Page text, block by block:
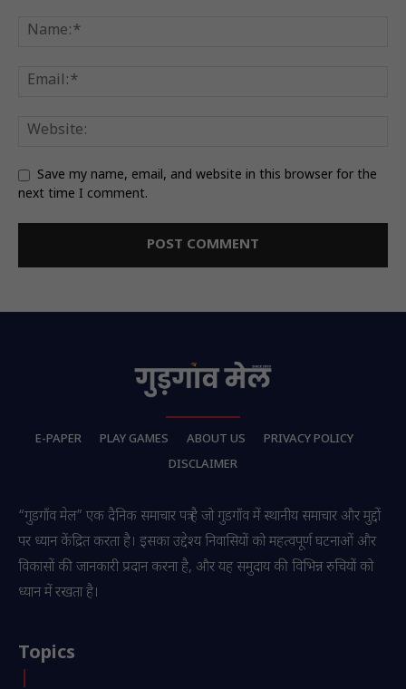
Save my name, email, and website in this browser for the
next time I comment.
E-PAPER PLAY GAMES ABOUT US
PRIVACY POLICY
DISCLAIMER
“गुडगाँव मेल” एक दैनिक समाचार पत्र है जो गुडगाँव में स्थानीय समाचार और मुद्दों
पर ध्यान केंद्रित करता है। इसका उद्देश्य निवासियों को महत्वपूर्ण घटनाओं और
विकासों की जानकारी प्रदान करना है, और यह समुदाय की विभिन्न रुचियों को
ध्यान में रखता है।
Topics